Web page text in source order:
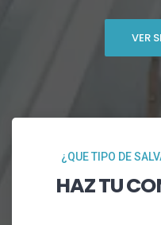
VER
¿QUE TIPO DE
HAZ TU